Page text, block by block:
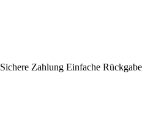
Sichere Zahlung Einfache Rückgabe